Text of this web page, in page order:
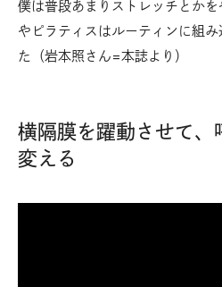
僕は普段あまりストレッチとか
やピラティスはルーティンに組
た（岩本照さん=本誌より）
横隔膜を躍動させて、
変える